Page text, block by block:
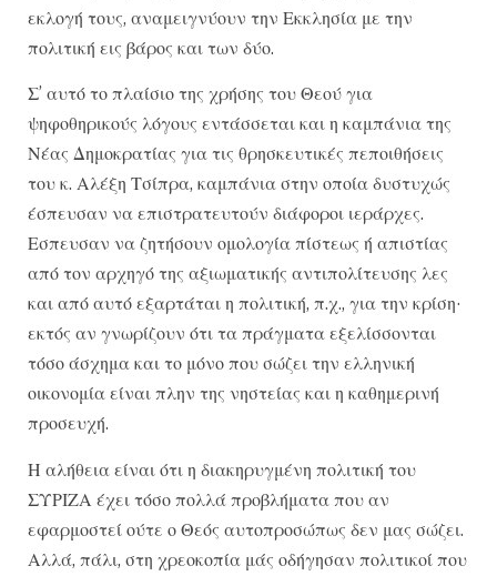
εκλογή τους, αναμειγνύουν την Εκκλησία με την
πολιτική εις βάρος και των δύο.
Σ’ αυτό το πλαίσιο της χρήσης του Θεού για
ψηφοθηρικούς λόγους εντάσσεται και η καμπάνια της
Νέας Δημοκρατίας για τις θρησκευτικές πεποιθήσεις
του κ. Αλέξη Τσίπρα, καμπάνια στην οποία δυστυχώς
έσπευσαν να επιστρατευτούν διάφοροι ιεράρχες.
Εσπευσαν να ζητήσουν ομολογία πίστεως ή απιστίας
από τον αρχηγό της αξιωματικής αντιπολίτευσης λες
και από αυτό εξαρτάται η πολιτική, π.χ., για την κρίση·
εκτός αν γνωρίζουν ότι τα πράγματα εξελίσσονται
τόσο άσχημα και το μόνο που σώζει την ελληνική
οικονομία είναι πλην της νηστείας και η καθημερινή
προσευχή.
Η αλήθεια είναι ότι η διακηρυγμένη πολιτική του
ΣΥΡΙΖΑ έχει τόσο πολλά προβλήματα που αν
εφαρμοστεί ούτε ο Θεός αυτοπροσώπως δεν μας σώζει.
Αλλά, πάλι, στη χρεοκοπία μάς οδήγησαν πολιτικοί που